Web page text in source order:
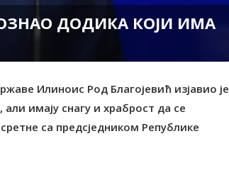
ДОДИКА КОЈИ ИМА
Илиноис Род Благојевић изјавио је
имају снагу и храброст да се
са предсједником Републике